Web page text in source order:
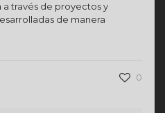
través de proyectos y
de manera
0